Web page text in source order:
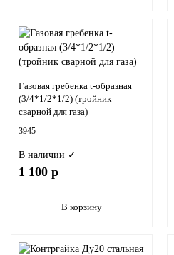
Газовая гребенка t-образная
(3/4*1/2*1/2) (тройник
сварной для газа)
3945
В наличии ✓
1 100 р
В корзину